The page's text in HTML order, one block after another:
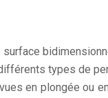
types de
en plongée ou